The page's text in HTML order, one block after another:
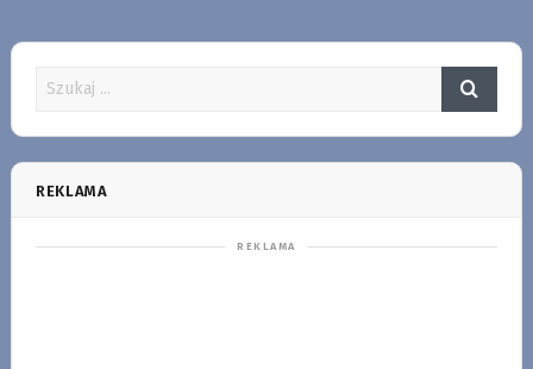
REKLAMA